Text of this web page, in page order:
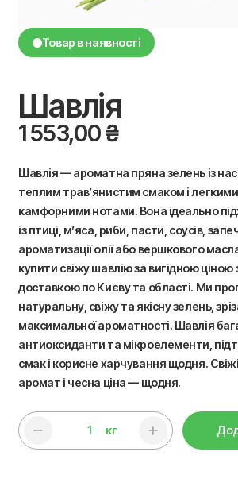
Товар в наявності
Шавлія
1 553,00₴
Шавлія — ароматна пряна зелень із
теплим трав’янистим смаком і
камфорними нотами. Вона ідеально
із птиці, м’яса, риби, пасти, соусів,
ароматизації олії або вершкового
купити свіжу шавлію за вигідною
доставкою по Києву та області. Ми
натуральну, свіжу та якісну зелень,
максимальної ароматності. Шавлія
антиоксиданти та мікроелементи,
смак і корисне харчування щодня.
аромат і чесна ціна — щодня.
кг